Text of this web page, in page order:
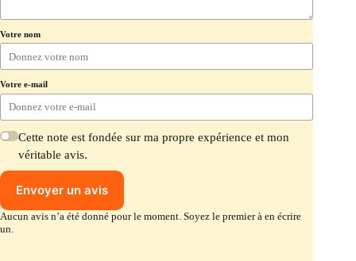
Votre nom
Votre e-mail
Cette note est fondée sur ma propre expérience et mon
véritable avis.
Envoyer un avis
Aucun avis n’a été donné pour le moment. Soyez le premier à en écrire
un.